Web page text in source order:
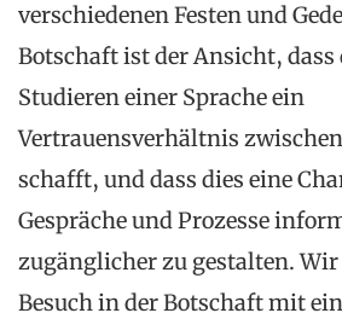
verschiedenen Festen und
Botschaft ist der Ansicht, dass
Studieren einer Sprache ein
Vertrauensverhältnis
schafft, und dass dies eine
Gespräche und Prozesse
zugänglicher zu gestalten.
Besuch in der Botschaft mit